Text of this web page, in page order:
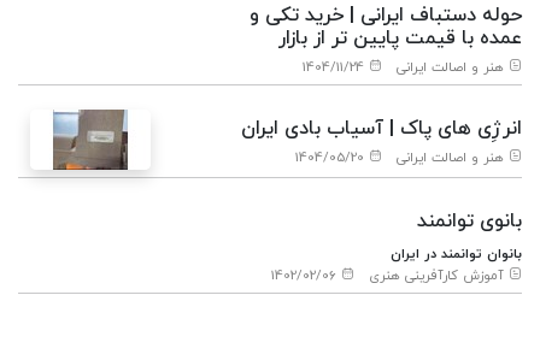
حوله دستباف ایرانی | خرید تکی و
عمده با قیمت پایین تر از بازار
1404/11/24 هنر و اصالت ایرانی
انرژِی های پاک | آسیاب بادی ایران
1404/05/20 هنر و اصالت ایرانی
بانوی توانمند
بانوان توانمند در ایران
1402/02/06
آموزش کارآفرینی هنری